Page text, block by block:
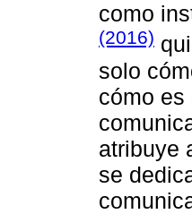
como
(2016)
solo
cómo es
atribuye
se